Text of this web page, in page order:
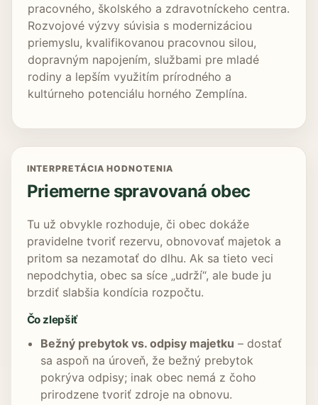
pracovného, školského a zdravotníckeho centra.
Rozvojové výzvy súvisia s modernizáciou
priemyslu, kvalifikovanou pracovnou silou,
dopravným napojením, službami pre mladé
rodiny a lepším využitím prírodného a
kultúrneho potenciálu horného Zemplína.
INTERPRETÁCIA HODNOTENIA
Priemerne spravovaná obec
Tu už obvykle rozhoduje, či obec dokáže
pravidelne tvoriť rezervu, obnovovať majetok a
pritom sa nezamotať do dlhu. Ak sa tieto veci
nepodchytia, obec sa síce „udrží“, ale bude ju
brzdiť slabšia kondícia rozpočtu.
Čo zlepšiť
Bežný prebytok vs. odpisy majetku – dostať
sa aspoň na úroveň, že bežný prebytok
pokrýva odpisy; inak obec nemá z čoho
prirodzene tvoriť zdroje na obnovu.